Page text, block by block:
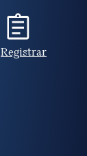
Registrar